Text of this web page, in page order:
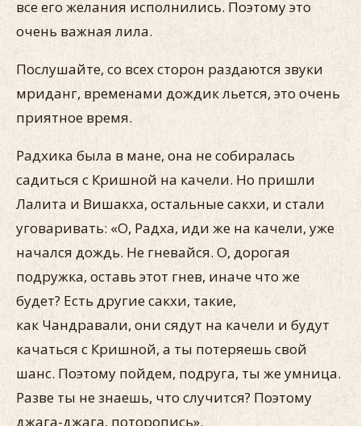
все его желания исполнились. Поэтому это
очень важная лила.
Послушайте, со всех сторон раздаются звуки
мриданг, временами дождик льется, это очень
приятное время.
Радхика была в мане, она не собиралась
садиться с Кришной на качели. Но пришли
Лалита и Вишакха, остальные сакхи, и стали
уговаривать: «О, Радха, иди же на качели, уже
начался дождь. Не гневайся. О, дорогая
подружка, оставь этот гнев, иначе что же
будет? Есть другие сакхи, такие,
как Чандравали, они сядут на качели и будут
качаться с Кришной, а ты потеряешь свой
шанс. Поэтому пойдем, подруга, ты же умница.
Разве ты не знаешь, что случится? Поэтому
джага-джага, поторопись».